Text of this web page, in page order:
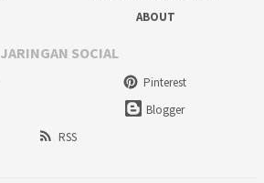
ABOUT
JARINGAN SOCIAL
Pinterest
Blogger
RSS